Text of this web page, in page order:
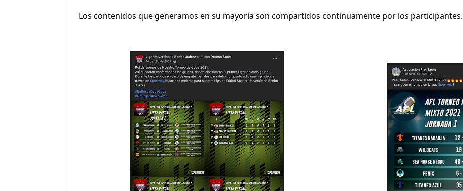
Los contenidos que generamos en su mayoría son compartidos continuamente por los participantes.